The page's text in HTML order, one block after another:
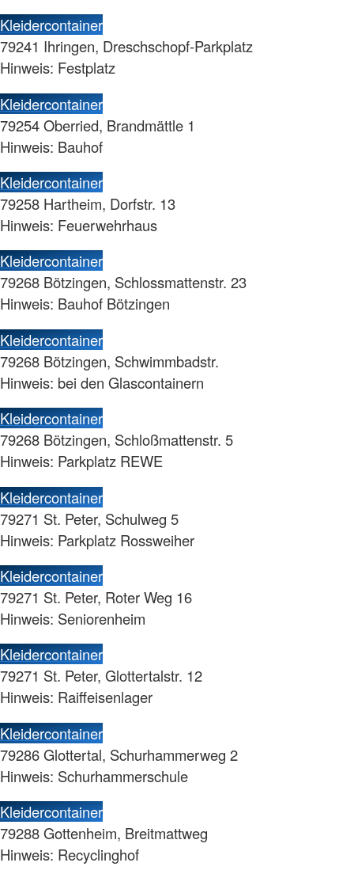
Kleidercontainer
79241 Ihringen, Dreschschopf-Parkplatz
Hinweis: Festplatz
Kleidercontainer
79254 Oberried, Brandmättle 1
Hinweis: Bauhof
Kleidercontainer
79258 Hartheim, Dorfstr. 13
Hinweis: Feuerwehrhaus
Kleidercontainer
79268 Bötzingen, Schlossmattenstr. 23
Hinweis: Bauhof Bötzingen
Kleidercontainer
79268 Bötzingen, Schwimmbadstr.
Hinweis: bei den Glascontainern
Kleidercontainer
79268 Bötzingen, Schloßmattenstr. 5
Hinweis: Parkplatz REWE
Kleidercontainer
79271 St. Peter, Schulweg 5
Hinweis: Parkplatz Rossweiher
Kleidercontainer
79271 St. Peter, Roter Weg 16
Hinweis: Seniorenheim
Kleidercontainer
79271 St. Peter, Glottertalstr. 12
Hinweis: Raiffeisenlager
Kleidercontainer
79286 Glottertal, Schurhammerweg 2
Hinweis: Schurhammerschule
Kleidercontainer
79288 Gottenheim, Breitmattweg
Hinweis: Recyclinghof